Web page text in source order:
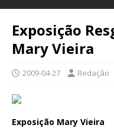
Exposição
Mary Vieira
2009-04-27 Redação
Exposição Mary Vieira